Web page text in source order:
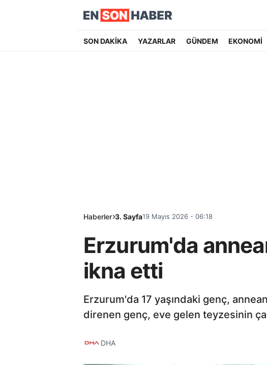
SON DAKİKA YAZARLAR GÜNDEM EKONOMİ
Haberler 3. Sayfa19 Mayıs 2026 - 06:18
Erzurum'da
ikna etti
Erzurum'da 17 yaşındaki genç,
direnen genç, eve gelen teyzesinin
DHA